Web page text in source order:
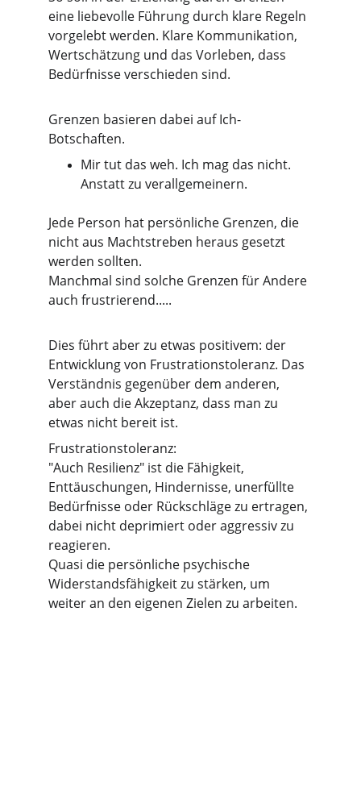
eine liebevolle Führung durch klare Regeln
vorgelebt werden. Klare Kommunikation,
Wertschätzung und das Vorleben, dass
Bedürfnisse verschieden sind.
Grenzen basieren dabei auf Ich-
Botschaften.
Mir tut das weh. Ich mag das nicht.
Anstatt zu verallgemeinern.
Jede Person hat persönliche Grenzen, die
nicht aus Machtstreben heraus gesetzt
werden sollten.
Manchmal sind solche Grenzen für Andere
auch frustrierend.....
Dies führt aber zu etwas positivem: der
Entwicklung von Frustrationstoleranz. Das
Verständnis gegenüber dem anderen,
aber auch die Akzeptanz, dass man zu
etwas nicht bereit ist.
Frustrationstoleranz:
"Auch Resilienz" ist die Fähigkeit,
Enttäuschungen, Hindernisse, unerfüllte
Bedürfnisse oder Rückschläge zu ertragen,
dabei nicht deprimiert oder aggressiv zu
reagieren.
Quasi die persönliche psychische
Widerstandsfähigkeit zu stärken, um
weiter an den eigenen Zielen zu arbeiten.